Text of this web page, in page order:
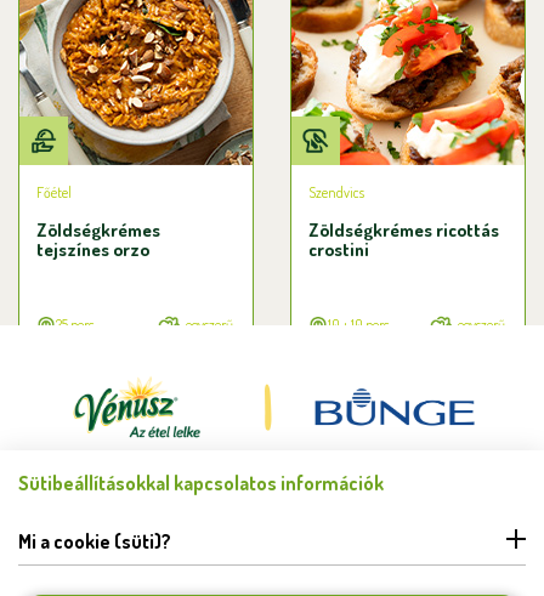
Sütibeállításokkal kapcsolatos információk
Mi a cookie (süti)?
Főétel
Zöldségkrémes
tejszínes orzo
25 perc egyszerű
Szendvics
Zöldségkrémes ricottás
crostini
10 + 10 perc egyszerű
Minden jog fenntartva © Bunge Zrt. 2026.
ADATKEZELÉSI TÁJÉKOZTATÓ